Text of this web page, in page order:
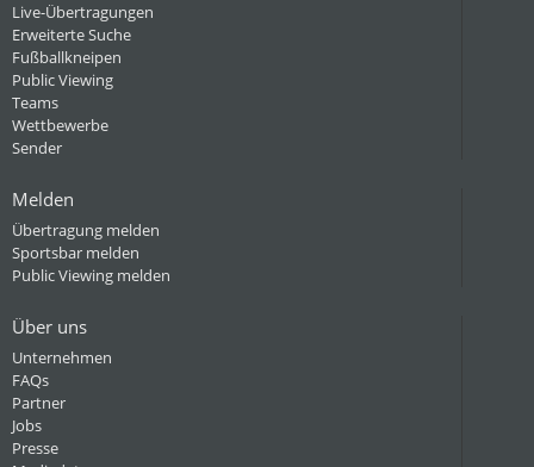
Live-Übertragungen
Erweiterte Suche
Fußballkneipen
Public Viewing
Teams
Wettbewerbe
Sender
Melden
Übertragung melden
Sportsbar melden
Public Viewing melden
Über uns
Unternehmen
FAQs
Partner
Jobs
Presse